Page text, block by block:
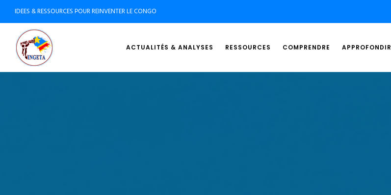
IDEES & RESSOURCES POUR REINVENTER LE CONGO
ACTUALITÉS & ANALYSES RESSOURCES COMPRENDRE APPROFONDIR